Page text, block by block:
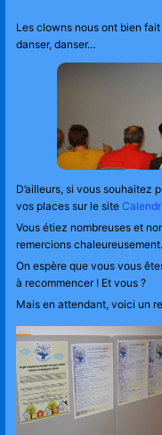
Les clowns nous ont bien fait
danser, danser…
D’ailleurs, si vous souhaitez
vos places sur le site
Vous étiez nombreuses et
remercions chaleureusement.
On espère que vous vous
à recommencer ! Et vous ?
Mais en attendant, voici un